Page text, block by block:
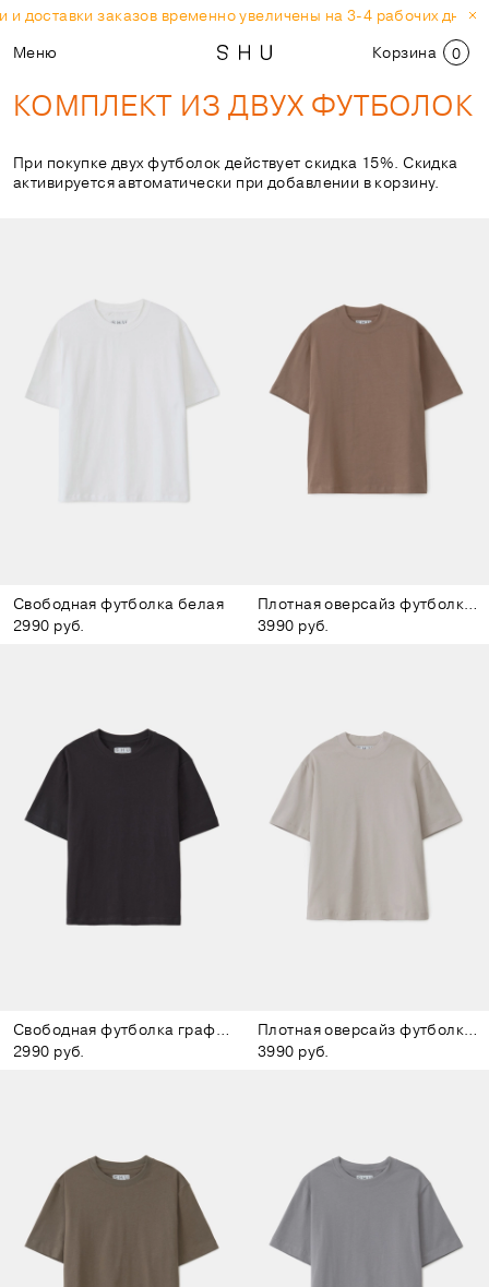
доставки заказов временно увеличены на 3-4 рабочих дня.
Меню
Корзина 0
КОМПЛЕКТ ИЗ ДВУХ ФУТБОЛОК
При покупке двух футболок действует скидка 15%. Скидка
активируется автоматически при добавлении в корзину.
Свободная футболка белая
2990 руб.
Плотная оверсайз футболка коричневая
3990 руб.
Свободная футболка графитовая
2990 руб.
Плотная оверсайз футболка бежевая
3990 руб.